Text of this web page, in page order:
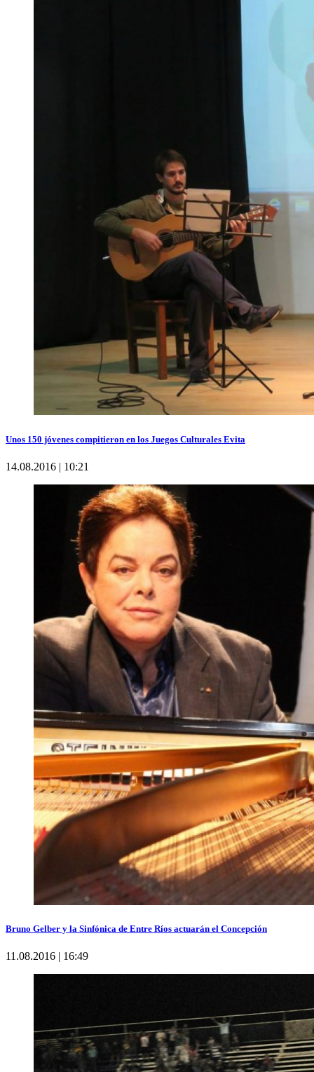
Unos 150 jóvenes compitieron en los Juegos Culturales Evita
14.08.2016 | 10:21
Bruno Gelber y la Sinfónica de Entre Ríos actuarán el Concepción
11.08.2016 | 16:49